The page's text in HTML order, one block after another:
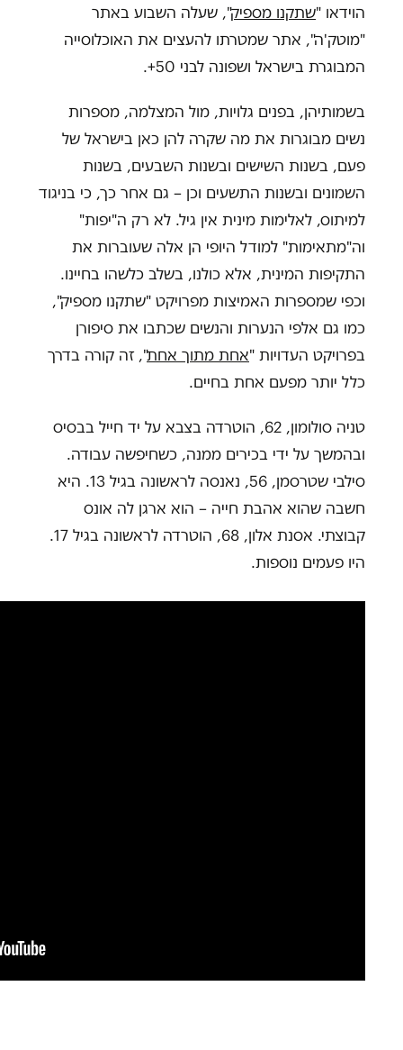
הוידאו "שתקנו מספיק", שעלה השבוע באתר
"מוטק'ה", אתר שמטרתו להעצים את האוכלוסייה
המבוגרת בישראל ושפונה לבני 50+.
בשמותיהן, בפנים גלויות, מול המצלמה, מספרות
נשים מבוגרות את מה שקרה להן כאן בישראל של
פעם, בשנות השישים ובשנות השבעים, בשנות
השמונים ובשנות התשעים וכן – גם אחר כך, כי בניגוד
למיתוס, לאלימות מינית אין גיל. לא רק ה"יפות"
וה"מתאימות" למודל היופי הן אלה שעוברות את
התקיפות המינית, אלא כולנו, בשלב כלשהו בחיינו.
וכפי שמספרות האמיצות מפרויקט "שתקנו מספיק",
כמו גם אלפי הנערות והנשים שכתבו את סיפורן
בפרויקט העדויות "אחת מתוך אחת", זה קורה בדרך
כלל יותר מפעם אחת בחיים.
טניה סולומון, 62, הוטרדה בצבא על יד חייל בבסיס
ובהמשך על ידי בכירים ממנה, כשחיפשה עבודה.
סילבי שטרסמן, 56, נאנסה לראשונה בגיל 13. היא
חשבה שהוא אהבת חייה – הוא ארגן לה אונס
קבוצתי. אסנת אלון, 68, הוטרדה לראשונה בגיל 17.
היו פעמים נוספות.